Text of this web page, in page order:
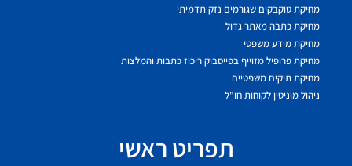
מחיקת טוקבקים שגורמים נזק תדמיתי
מחיקת כתבה מאתר גדול
מחיקת מידע משפטי
מחיקת פרופיל מזוייף בפייסבוק ריכוז כתבות והמלצות
מחיקת תיקים משפטיים
ניהול מוניטין לקוחות חו"ל
תפריט ראשי